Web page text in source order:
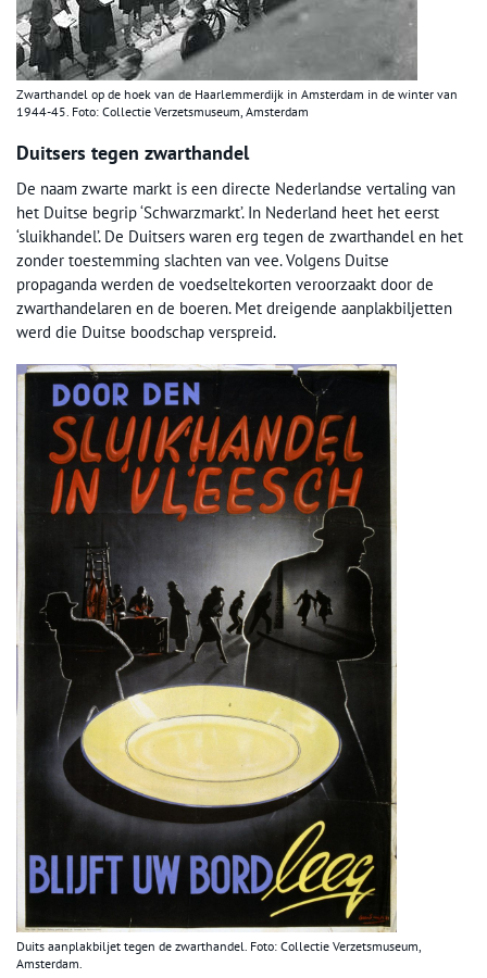
Zwarthandel op de hoek van de Haarlemmerdijk in Amsterdam in de winter van
1944-45. Foto: Collectie Verzetsmuseum, Amsterdam
Duitsers tegen zwarthandel
De naam zwarte markt is een directe Nederlandse vertaling van
het Duitse begrip ‘Schwarzmarkt’. In Nederland heet het eerst
‘sluikhandel’. De Duitsers waren erg tegen de zwarthandel en het
zonder toestemming slachten van vee. Volgens Duitse
propaganda werden de voedseltekorten veroorzaakt door de
zwarthandelaren en de boeren. Met dreigende aanplakbiljetten
werd die Duitse boodschap verspreid.
Duits aanplakbiljet tegen de zwarthandel. Foto: Collectie Verzetsmuseum,
Amsterdam.